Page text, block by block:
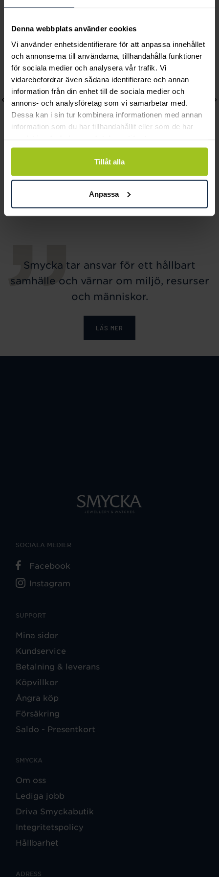
Denna webbplats använder cookies
Vi använder enhetsidentifierare för att anpassa innehållet
och annonserna till användarna, tillhandahålla funktioner
för sociala medier och analysera vår trafik. Vi
vidarebefordrar även sådana identifierare och annan
information från din enhet till de sociala medier och
annons- och analysföretag som vi samarbetar med.
Dessa kan i sin tur kombinera informationen med annan
information som du har tillhandahållit eller som de har
Tillåt alla
Anpassa
Andra köpte också
Emily pearl bracelet -
Mockberg
Royal Watch 28 mm
Pris
2 399 kr
Smycka tar ansvar för ett hållbart
samhälle och värnar om miljö, resurser
och människor.
LÄS MER
SUPPORT
Mina sidor
Kundservice
Betalning & leverans
Köpvillkor
Ångra köp
Försäkring
Saldo - Presentkort
SMYCKA
Om oss
Lediga jobb
Driva Smyckabutik
Integritetspolicy
Hållbarhet
ADRESS
SOCIALA MEDIER
Facebook
Instagram